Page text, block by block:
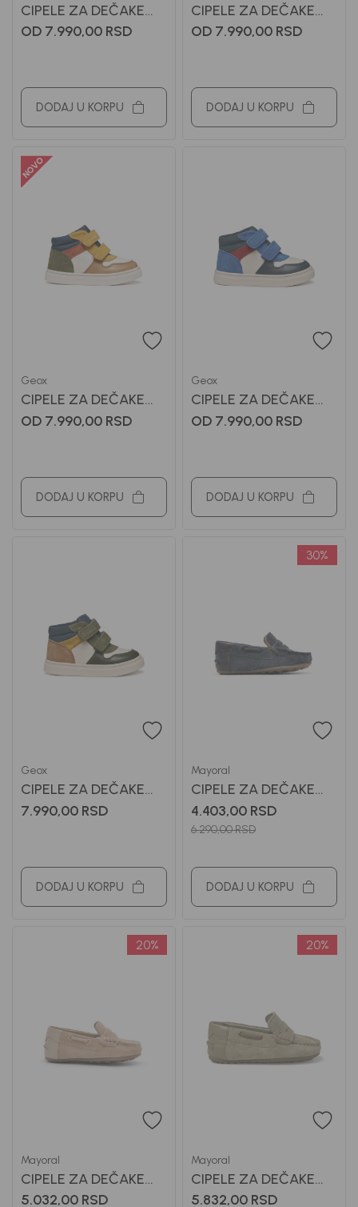
CIPELE ZA DEČAKE
GEOX
OD 7.990,00 RSD
DODAJ U KORPU
CIPELE ZA DEČAKE
GEOX
OD 7.990,00 RSD
DODAJ U KORPU
Geox
CIPELE ZA DEČAKE
GEOX
OD 7.990,00 RSD
DODAJ U KORPU
Geox
CIPELE ZA DEČAKE
GEOX
OD 7.990,00 RSD
DODAJ U KORPU
Geox
CIPELE ZA DEČAKE
GEOX
7.990,00 RSD
DODAJ U KORPU
30%
Mayoral
CIPELE ZA DEČAKE
MAYORAL
4.403,00 RSD
6.290,00RSD
DODAJ U KORPU
20%
Mayoral
CIPELE ZA DEČAKE
MAYORAL
5.032,00 RSD
20%
Mayoral
CIPELE ZA DEČAKE
MAYORAL
5.832,00 RSD